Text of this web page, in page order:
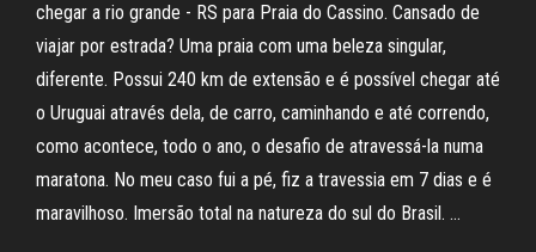
chegar a rio grande - RS para Praia do Cassino. Cansado de
viajar por estrada? Uma praia com uma beleza singular,
diferente. Possui 240 km de extensão e é possível chegar até
o Uruguai através dela, de carro, caminhando e até correndo,
como acontece, todo o ano, o desafio de atravessá-la numa
maratona. No meu caso fui a pé, fiz a travessia em 7 dias e é
maravilhoso. Imersão total na natureza do sul do Brasil. …